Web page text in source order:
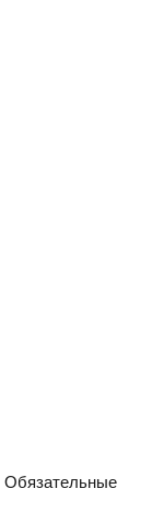
Обязательные